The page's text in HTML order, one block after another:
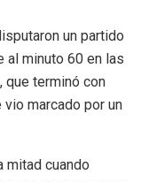
un partido
al minuto 60 en las
que terminó con
marcado por un
mitad cuando